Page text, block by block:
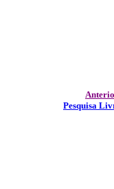
Pesquisa